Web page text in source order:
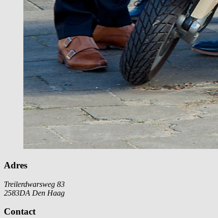
Adres
Treilerdwarsweg 83
2583DA Den Haag
Contact